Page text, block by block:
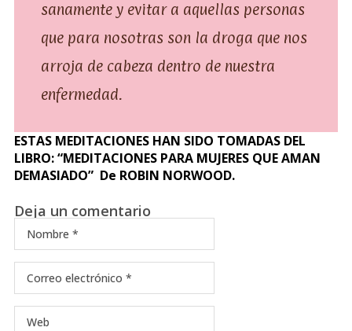
sanamente y evitar a aquellas personas
que para nosotras son la droga que nos
arroja de cabeza dentro de nuestra
enfermedad.
ESTAS MEDITACIONES HAN SIDO TOMADAS DEL
LIBRO: “MEDITACIONES PARA MUJERES QUE AMAN
DEMASIADO” De ROBIN NORWOOD.
Deja un comentario